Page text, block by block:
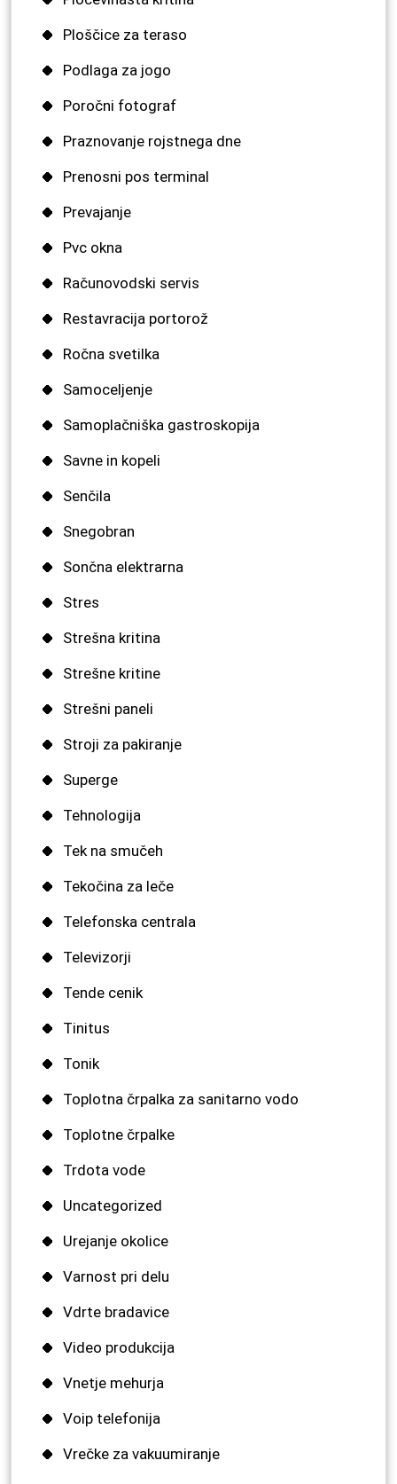
Ploščice za teraso
Podlaga za jogo
Poročni fotograf
Praznovanje rojstnega dne
Prenosni pos terminal
Prevajanje
Pvc okna
Računovodski servis
Restavracija portorož
Ročna svetilka
Samoceljenje
Samoplačniška gastroskopija
Savne in kopeli
Senčila
Snegobran
Sončna elektrarna
Stres
Strešna kritina
Strešne kritine
Strešni paneli
Stroji za pakiranje
Superge
Tehnologija
Tek na smučeh
Tekočina za leče
Telefonska centrala
Televizorji
Tende cenik
Tinitus
Tonik
Toplotna črpalka za sanitarno vodo
Toplotne črpalke
Trdota vode
Uncategorized
Urejanje okolice
Varnost pri delu
Vdrte bradavice
Video produkcija
Vnetje mehurja
Voip telefonija
Vrečke za vakuumiranje